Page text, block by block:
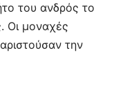
του ανδρός το
Οι μοναχές
την